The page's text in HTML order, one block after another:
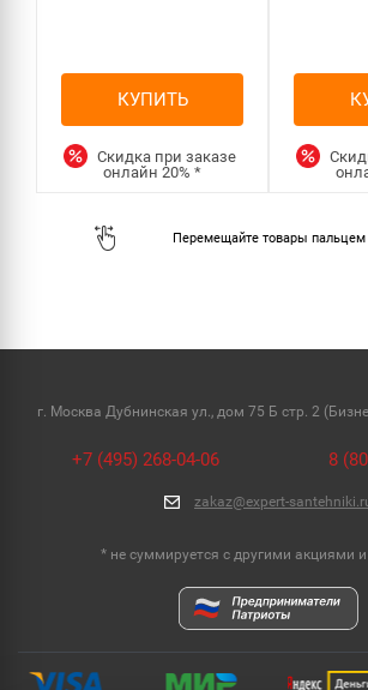
КУПИТЬ
Скидка при заказе
онлайн20%*
г. Москва Дубнинская ул., дом 75 Б стр. 2
+7 (495) 268-04-06 8
zakaz@expert-
* не суммируется с другими акциями